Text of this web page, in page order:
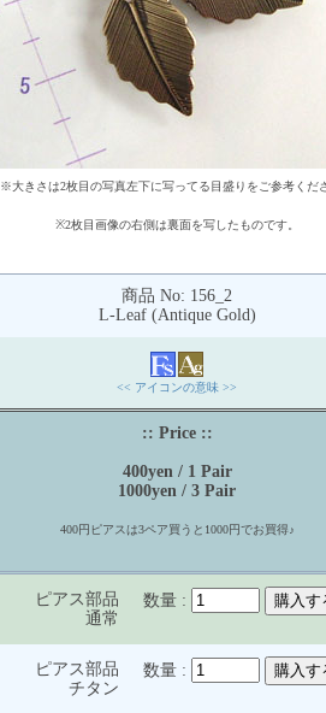
※大きさは2枚目の写真左下に写ってる目盛りをご参考くだ
※2枚目画像の右側は裏面を写したものです。
商品 No: 156_2
L-Leaf (Antique Gold)
<< アイコンの意味 >>
:: Price ::
400yen / 1 Pair
1000yen / 3 Pair
400円ピアスは3ペア買うと1000円でお買得♪
ピアス部品
通常
数量 :
ピアス部品
チタン
数量 :